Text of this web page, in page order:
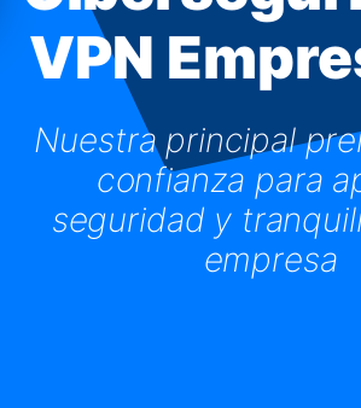
VPN
Nuestra principal
confianza para
seguridad y
empresa